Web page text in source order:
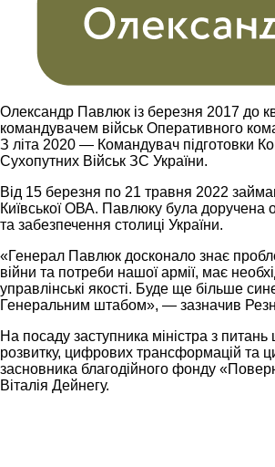
Олександр Павлюк із березня 2017 до
командувачем військ Оперативного
З літа 2020 — Командувач підготовки
Сухопутних Військ ЗС України.
Від 15 березня по 21 травня 2022
Київської ОВА. Павлюку була доручена
та забезпечення столиці України.
«Генерал Павлюк досконало знає
війни та потреби нашої армії, має
управлінські якості. Буде ще більше
Генеральним штабом», — зазначив
На посаду заступника міністра з
розвитку, цифрових трансформацій та
засновника благодійного фонду
Віталія Дейнегу.